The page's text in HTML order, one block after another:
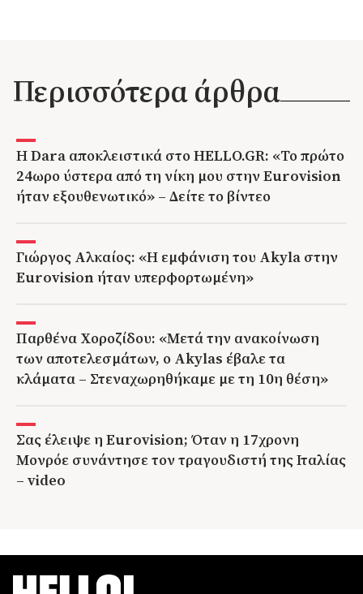
Περισσότερα άρθρα
Η Dara αποκλειστικά στο HELLO.GR: «Το πρώτο
24ωρο ύστερα από τη νίκη μου στην Eurovision
ήταν εξουθενωτικό» – Δείτε το βίντεο
Γιώργος Αλκαίος: «Η εμφάνιση του Akyla στην
Eurovision ήταν υπερφορτωμένη»
Παρθένα Χοροζίδου: «Μετά την ανακοίνωση
των αποτελεσμάτων, ο Akylas έβαλε τα
κλάματα – Στεναχωρηθήκαμε με τη 10η θέση»
Σας έλειψε η Eurovision; Όταν η 17χρονη
Μονρόε συνάντησε τον τραγουδιστή της Ιταλίας
– video